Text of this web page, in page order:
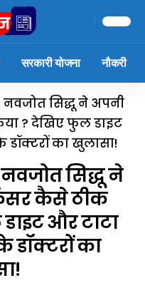
सरकारी योजना नौकरी
नवजोत सिद्धू ने अपनी
? देखिए फुल डाइट
का खुलासा!
सिद्धू ने
कैसे ठीक
और टाटा
डॉक्टरों का